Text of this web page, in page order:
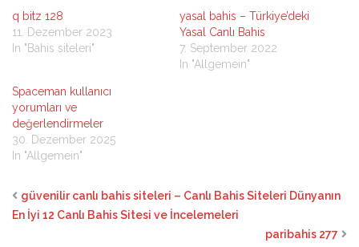
q bitz 128
11. Dezember 2023
In "Bahis siteleri"
yasal bahis – Türkiye’deki
Yasal Canlı Bahis
7. September 2022
In "Allgemein"
Spaceman kullanıcı
yorumları ve
değerlendirmeler
30. Dezember 2025
In "Allgemein"
güvenilir canlı bahis siteleri – Canlı Bahis Siteleri Dünyanın
En İyi 12 Canlı Bahis Sitesi ve İncelemeleri
paribahis 277